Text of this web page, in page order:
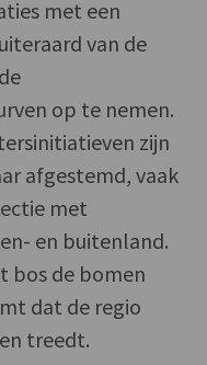
met een
van de
op te nemen.
zijn
afgestemd, vaak
met
en buitenland.
bos de bomen
dat de regio
treedt.